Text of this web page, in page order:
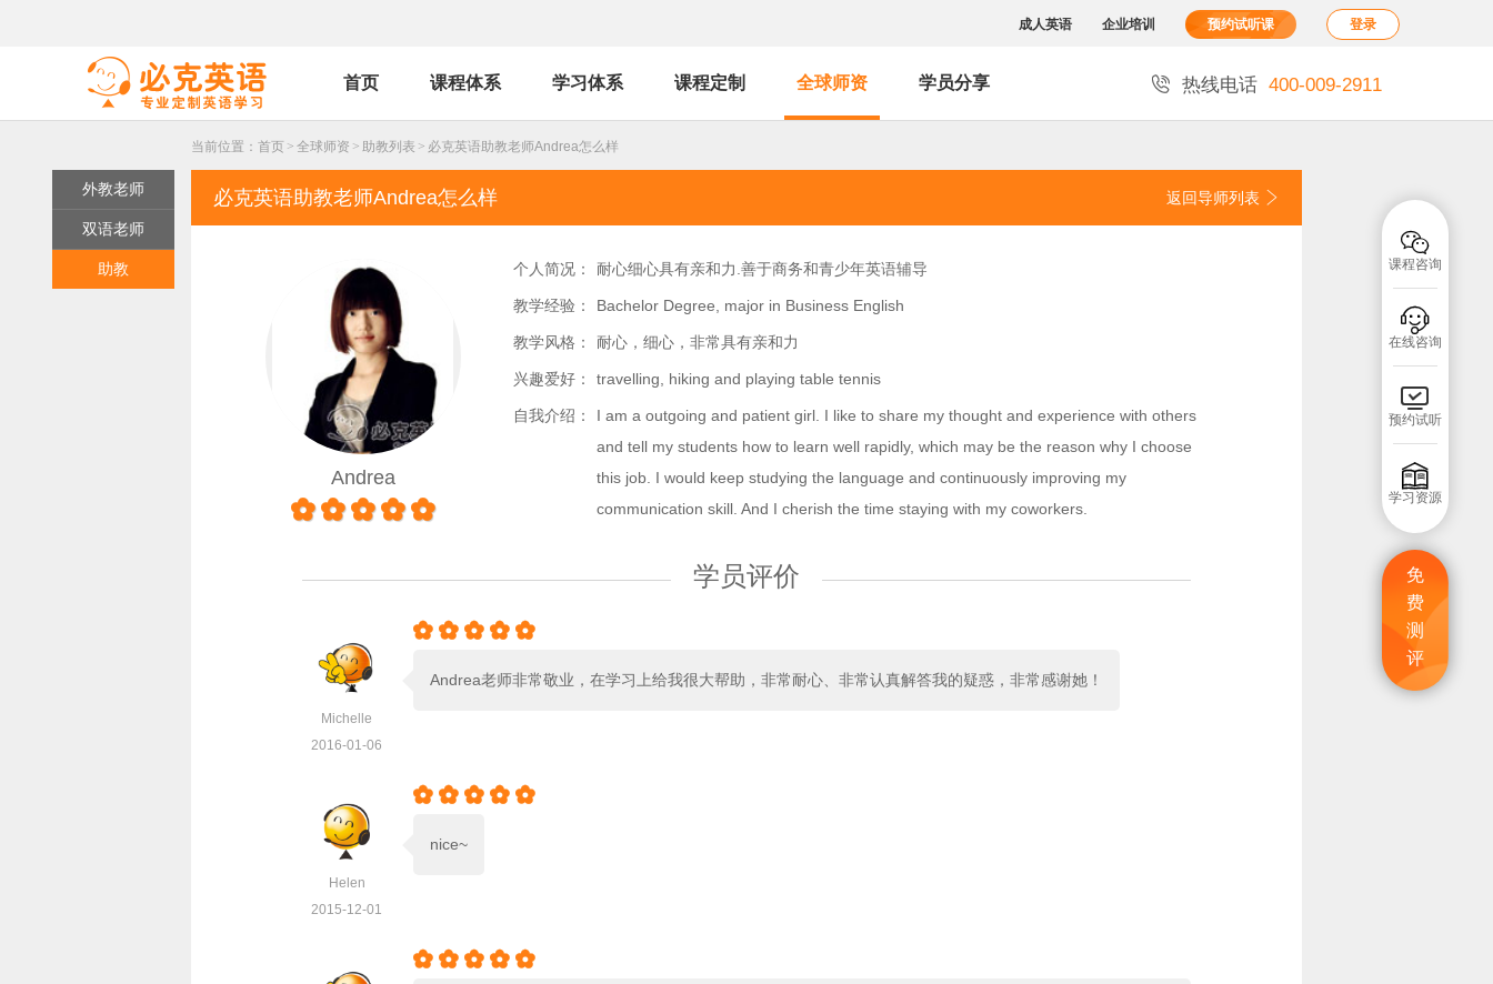
成人英语 企业培训 预约试听课 登录
首页 课程体系 学习体系 课程定制 全球师资 学员分享  热线电话 400-009-2911

课程咨询

在线咨询

预约试听

学习资源
免
费
测
评
当前位置： 首页 > 全球师资 > 助教列表 > 必克英语助教老师Andrea怎么样
外教老师
双语老师
助教
返回导师列表 
必克英语助教老师Andrea怎么样
Andrea
    
个人简况： 耐心细心具有亲和力.善于商务和青少年英语辅导
教学经验： Bachelor Degree, major in Business English
教学风格： 耐心，细心，非常具有亲和力
兴趣爱好： travelling, hiking and playing table tennis
自我介绍：
I am a outgoing and patient girl. I like to share my thought and experience with others
and tell my students how to learn well rapidly, which may be the reason why I choose
this job. I would keep studying the language and continuously improving my
communication skill. And I cherish the time staying with my coworkers.
学员评价
Michelle
2016-01-06
    
Andrea老师非常敬业，在学习上给我很大帮助，非常耐心、非常认真解答我的疑惑，非常感谢她！
Helen
2015-12-01
    
nice~
    